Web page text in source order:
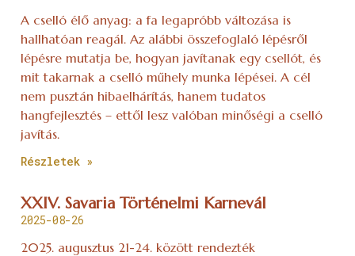
A cselló élő anyag: a fa legapróbb változása is
hallhatóan reagál. Az alábbi összefoglaló lépésről
lépésre mutatja be, hogyan javítanak egy csellót, és
mit takarnak a cselló műhely munka lépései. A cél
nem pusztán hibaelhárítás, hanem tudatos
hangfejlesztés – ettől lesz valóban minőségi a cselló
javítás.
Részletek »
XXIV. Savaria Történelmi Karnevál
2025-08-26
2025. augusztus 21-24. között rendezték